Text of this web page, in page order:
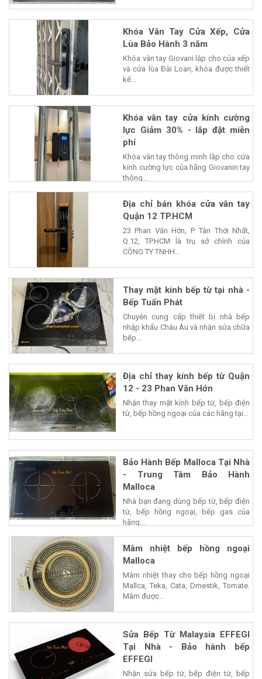
Khóa Vân Tay Cửa Xếp, Cửa
Lùa Bảo Hành 3 năm
Khóa vân tay Giovani lắp cho của xếp
và cửa lùa Đài Loan, khóa được thiết
kế...
Khóa vân tay cửa kính cường
lực Giảm 30% - lắp đặt miễn
phí
Khóa vân tay thông minh lắp cho cửa
kính cường lực của hãng Giovanin tay
thông...
Địa chỉ bán khóa cửa vân tay
Quận 12 TP.HCM
23 Phan Văn Hớn, P. Tân Thới Nhất,
Q.12, TP.HCM là trụ sở chính của
CÔNG TY TNHH...
Thay mặt kính bếp từ tại nhà -
Bếp Tuấn Phát
Chuyên cung cấp thiết bị nhà bếp
nhập khẩu Châu Âu và nhận sửa chữa
bếp...
Địa chỉ thay kính bếp từ Quận
12 - 23 Phan Văn Hớn
Nhận thay mặt kính bếp từ, bếp điện
từ, bếp hồng ngoại của các hãng tại...
Bảo Hành Bếp Malloca Tại Nhà
- Trung Tâm Bảo Hành
Malloca
Nhà bạn đang dùng bếp từ, bếp điện
từ, bếp hồng ngoại, bếp gas của
hãng...
Mâm nhiệt bếp hồng ngoại
Malloca
Mâm nhiệt thay cho bếp hồng ngoại
Mallca, Teka, Cata, Dmestik, Tomate.
Mâm được...
Sửa Bếp Từ Malaysia EFFEGI
Tại Nhà - Bảo hành bếp
EFFEGI
Nhận sửa bếp từ, bếp điện từ, bếp